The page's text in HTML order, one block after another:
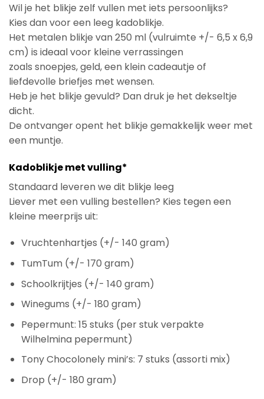
Wil je het blikje zelf vullen met iets persoonlijks?
Kies dan voor een leeg kadoblikje.
Het metalen blikje van 250 ml (vulruimte +/- 6,5 x 6,9
cm) is ideaal voor kleine verrassingen
zoals snoepjes, geld, een klein cadeautje of
liefdevolle briefjes met wensen.
Heb je het blikje gevuld? Dan druk je het dekseltje
dicht.
De ontvanger opent het blikje gemakkelijk weer met
een muntje.
Kadoblikje met vulling*
Standaard leveren we dit blikje leeg
Liever met een vulling bestellen? Kies tegen een
kleine meerprijs uit:
Vruchtenhartjes (+/- 140 gram)
TumTum (+/- 170 gram)
Schoolkrijtjes (+/- 140 gram)
Winegums (+/- 180 gram)
Pepermunt: 15 stuks (per stuk verpakte
Wilhelmina pepermunt)
Tony Chocolonely mini’s: 7 stuks (assorti mix)
Drop (+/- 180 gram)